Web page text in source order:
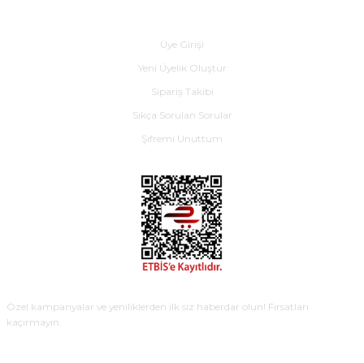
Üye Girişi
Yeni Üyelik Oluştur
Sipariş Takibi
Sıkça Sorulan Sorular
Şifremi Unuttum
Özel kampanyalar ve yeniliklerden ilk siz haberdar olun! Fırsatları
kaçırmayın.